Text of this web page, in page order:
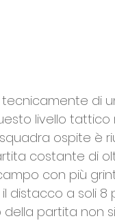
di
livello
ospite è
costante di
con più
distacco a soli 8
partita non